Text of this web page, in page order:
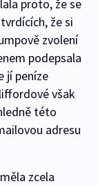
proto, že se
že si
zvolení
podepsala
jí peníze
však
této
adresu
zcela